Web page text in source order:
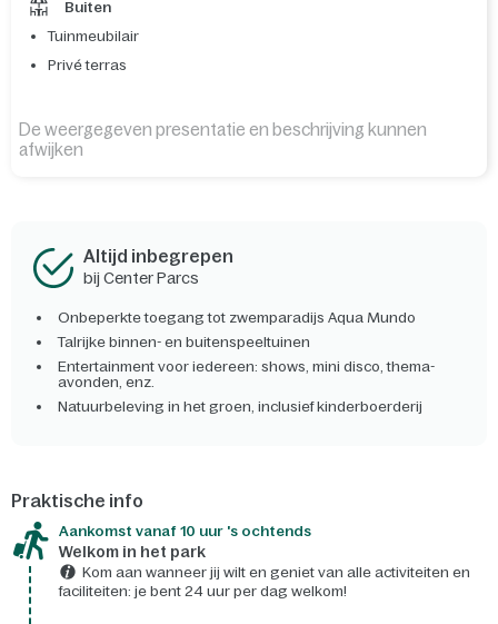
Buiten
Tuinmeubilair
Privé terras
De weergegeven presentatie en beschrijving kunnen
afwijken
Altijd inbegrepen
bij Center Parcs
Onbeperkte toegang tot zwemparadijs Aqua Mundo
Talrijke binnen- en buitenspeeltuinen
Entertainment voor iedereen: shows, mini disco, thema-
avonden, enz.
Natuurbeleving in het groen, inclusief kinderboerderij
Praktische info
Aankomst vanaf 10 uur 's ochtends
Welkom in het park
Kom aan wanneer jij wilt en geniet van alle activiteiten en
faciliteiten: je bent 24 uur per dag welkom!